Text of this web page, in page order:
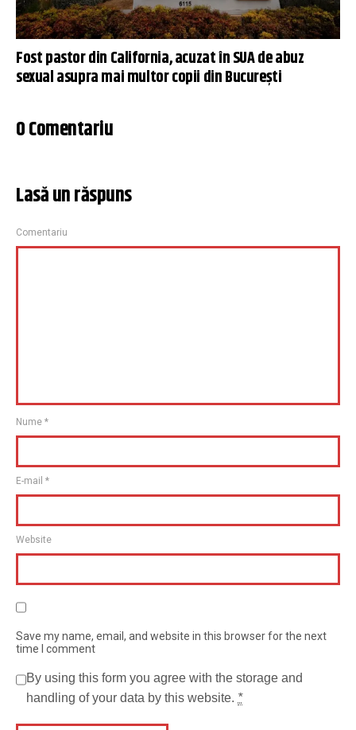
Fost pastor din California, acuzat în SUA de abuz
sexual asupra mai multor copii din București
0 Comentariu
Lasă un răspuns
Comentariu
Nume *
E-mail *
Website
Save my name, email, and website in this browser for the next
time I comment
By using this form you agree with the storage and
handling of your data by this website. *